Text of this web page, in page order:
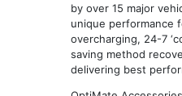
by over 15 major
unique performance
overcharging, 24-7
saving method
delivering best